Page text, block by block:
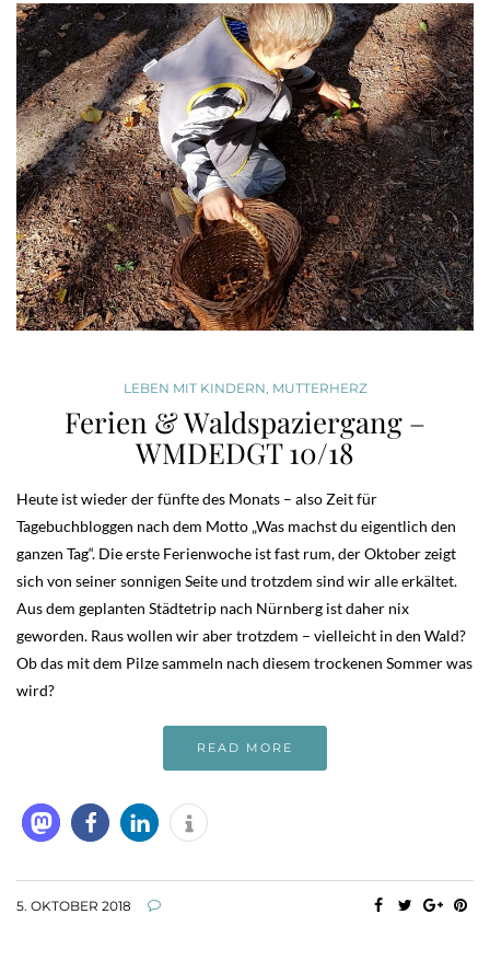
LEBEN MIT KINDERN MUTTERHERZ
Ferien & Waldspaziergang –
WMDEDGT 10/18
Heute ist wieder der fünfte des Monats – also Zeit für
Tagebuchbloggen nach dem Motto „Was machst du eigentlich den
ganzen Tag“. Die erste Ferienwoche ist fast rum, der Oktober zeigt
sich von seiner sonnigen Seite und trotzdem sind wir alle erkältet.
Aus dem geplanten Städtetrip nach Nürnberg ist daher nix
geworden. Raus wollen wir aber trotzdem – vielleicht in den Wald?
Ob das mit dem Pilze sammeln nach diesem trockenen Sommer was
wird?
READ MORE
5. OKTOBER 2018